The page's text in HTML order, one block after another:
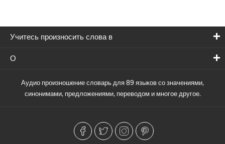
Учитесь произносить слова в
О
Аудио произношение словарь для 89 языков со значениями,
синонимами, предложениями, переводом и многое другое.